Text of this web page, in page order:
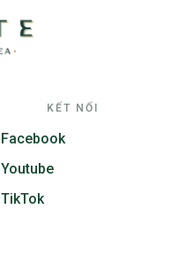
KẾT NỐI
Facebook
Youtube
TikTok